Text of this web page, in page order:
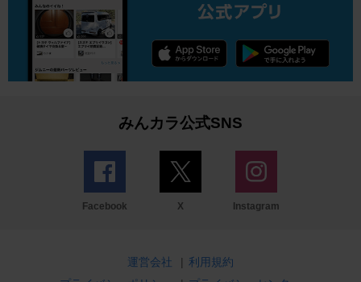
みんカラ公式SNS
Facebook X Instagram
運営会社 | 利用規約